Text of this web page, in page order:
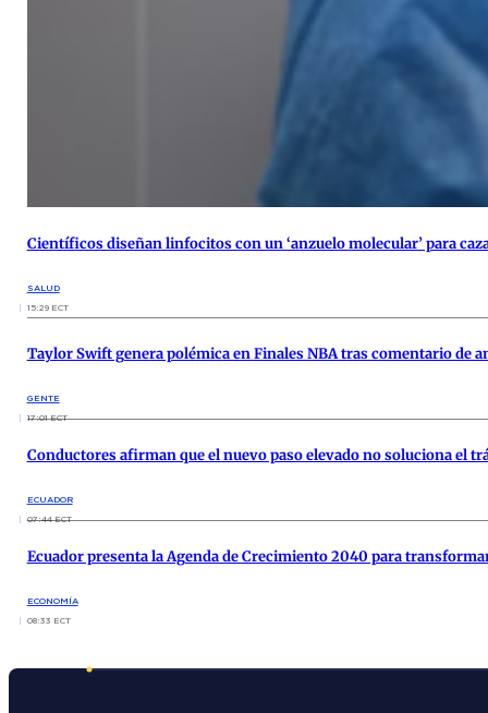
Científicos diseñan linfocitos con un ‘anzuelo molecular’ para
SALUD
15:29 ECT
Taylor Swift genera polémica en Finales NBA tras comentario de
GENTE
17:01 ECT
Conductores afirman que el nuevo paso elevado no soluciona el
ECUADOR
07:44 ECT
Ecuador presenta la Agenda de Crecimiento 2040 para
ECONOMÍA
08:33 ECT